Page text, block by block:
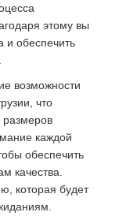
этому вы
и обеспечить
возможности
что
размеров
каждой
обеспечить
качества.
которая будет